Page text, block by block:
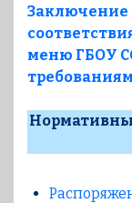
Заключение
меню ГБОУ
требованиям